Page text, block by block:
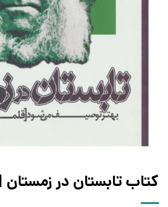
کتاب تابستان در زمستان |